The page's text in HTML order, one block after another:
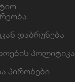
დაბრუნება
პოლიტიკა
პირობები